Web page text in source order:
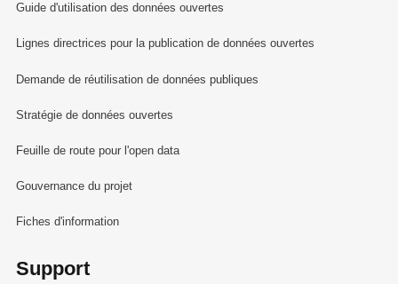
Guide d'utilisation des données ouvertes
Lignes directrices pour la publication de données ouvertes
Demande de réutilisation de données publiques
Stratégie de données ouvertes
Feuille de route pour l'open data
Gouvernance du projet
Fiches d'information
Support